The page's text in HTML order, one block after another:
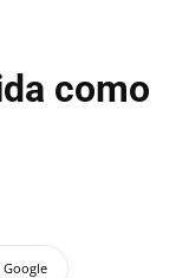
como
Google